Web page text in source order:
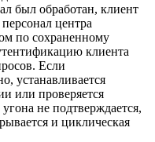
был обработан, клиент
центра
по сохраненному
клиента
Если
устанавливается
или проверяется
не подтверждается,
и циклическая